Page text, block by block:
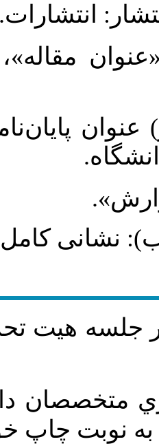
انتشارات.
نشانی
جلسه هيت
متخصصان
نوبت چاپ